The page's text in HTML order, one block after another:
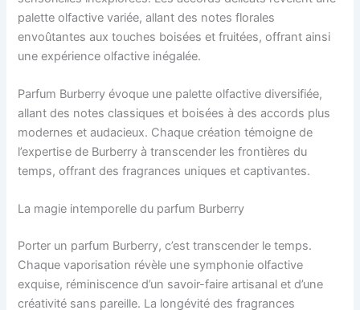
palette olfactive variée, allant des notes florales
envoûtantes aux touches boisées et fruitées, offrant ainsi
une expérience olfactive inégalée.
Parfum Burberry évoque une palette olfactive diversifiée,
allant des notes classiques et boisées à des accords plus
modernes et audacieux. Chaque création témoigne de
l’expertise de Burberry à transcender les frontières du
temps, offrant des fragrances uniques et captivantes.
La magie intemporelle du parfum Burberry
Porter un parfum Burberry, c’est transcender le temps.
Chaque vaporisation révèle une symphonie olfactive
exquise, réminiscence d’un savoir-faire artisanal et d’une
créativité sans pareille. La longévité des fragrances